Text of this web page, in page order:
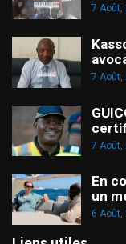
7 Août,
7 Août,
7 Août,
En
un
6 Août,